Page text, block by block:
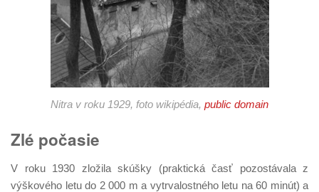
Nitra v roku 1929, foto wikipédia, public domain
Zlé počasie
V roku 1930 zložila skúšky (praktická časť pozostávala z
výškového letu do 2 000 m a vytrvalostného letu na 60 minút) a